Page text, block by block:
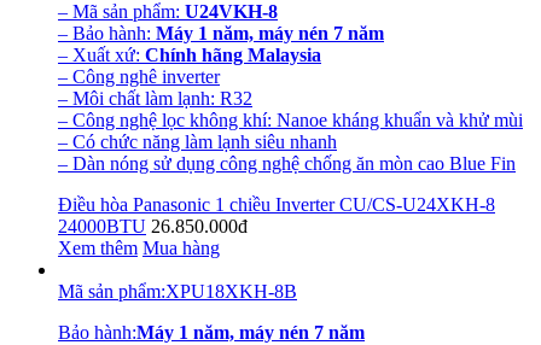
– Mã sản phẩm: U24VKH-8
– Bảo hành: Máy 1 năm, máy nén 7 năm
– Xuất xứ: Chính hãng Malaysia
– Công nghê inverter
– Môi chất làm lạnh: R32
– Công nghệ lọc không khí: Nanoe kháng khuẩn và khử mùi
– Có chức năng làm lạnh siêu nhanh
– Dàn nóng sử dụng công nghệ chống ăn mòn cao Blue Fin
Điều hòa Panasonic 1 chiều Inverter CU/CS-U24XKH-8
24000BTU 26.850.000đ
Xem thêm Mua hàng
Mã sản phẩm:XPU18XKH-8B
Bảo hành:Máy 1 năm, máy nén 7 năm